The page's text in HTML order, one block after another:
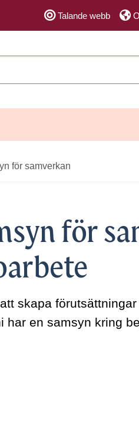
Talande webb
för samverkan
för
skapa
har en samsyn kring